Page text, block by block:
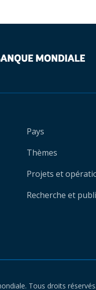
Pays
Thèmes
Projets et
Recherche et
Tous droits réservés.